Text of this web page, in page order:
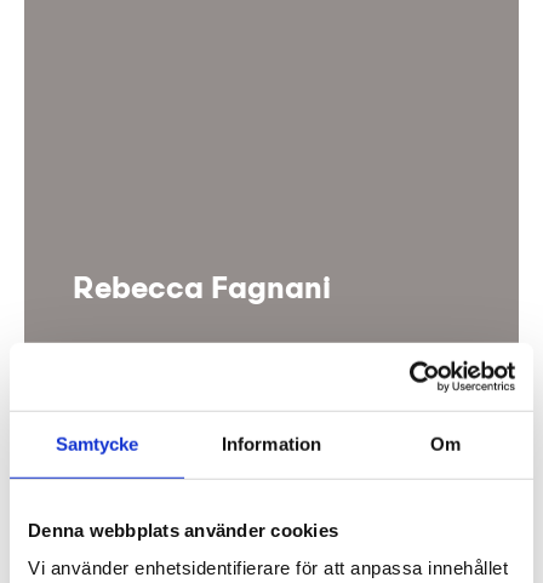
Samtycke Information Om
Denna webbplats använder cookies
Vi använder enhetsidentifierare för att anpassa innehållet
Rebecca Fagnani